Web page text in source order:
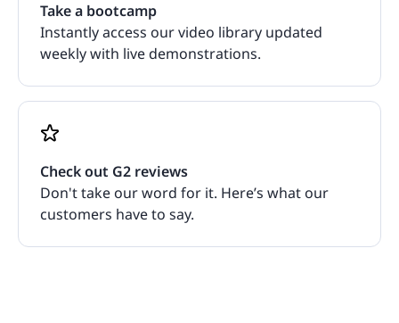
Take a bootcamp
Instantly access our video library updated
weekly with live demonstrations.
Check out G2 reviews
Don't take our word for it. Here’s what our
customers have to say.